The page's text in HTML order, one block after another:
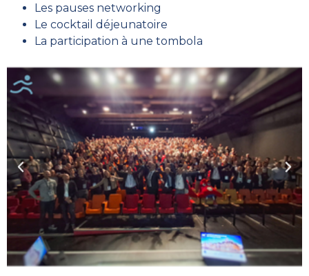
Les pauses networking
Le cocktail déjeunatoire
La participation à une tombola